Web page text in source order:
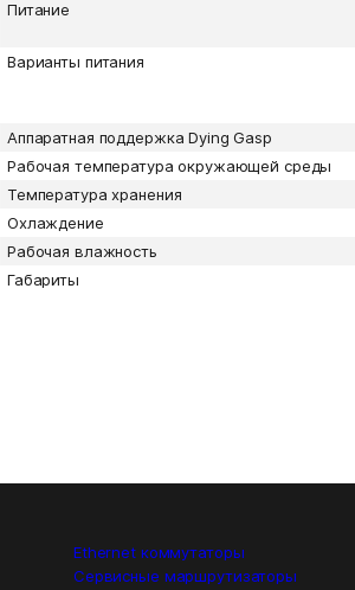
Питание
Варианты питания
Аппаратная поддержка Dying Gasp
Рабочая температура окружающей среды
Температура хранения
Охлаждение
Рабочая влажность
Габариты
Ethernet коммутаторы
Сервисные маршрутизаторы